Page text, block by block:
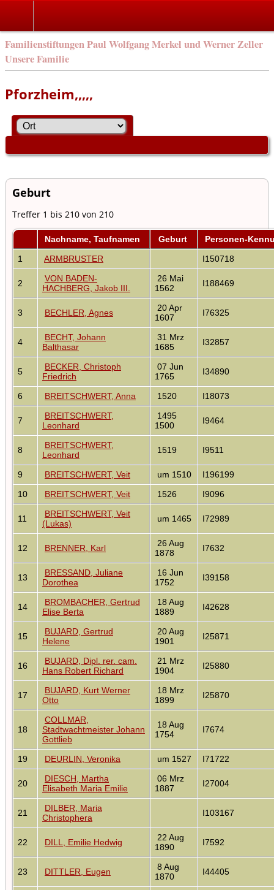
Familienstiftungen Paul Wolfgang Merkel und Werner Zeller
Unsere Familie
Pforzheim,,,,,
Geburt
Treffer 1 bis 210 von 210
Nachname, Taufnamen Geburt
Personen-
1
ARMBRUSTER I150718
2
VON BADEN-
HACHBERG, Jakob III.
26 Mai
1562
I188469
3 BECHLER, Agnes
20 Apr
1607
I76325
4
BECHT, Johann
Balthasar
31 Mrz
1685
I32857
5
BECKER, Christoph
Friedrich
07 Jun
1765
I34890
6 BREITSCHWERT, Anna 1520 I18073
7
BREITSCHWERT,
Leonhard
1495
1500
I9464
8
BREITSCHWERT,
Leonhard
1519 I9511
9 BREITSCHWERT, Veit um 1510
I196199
10
BREITSCHWERT, Veit 1526 I9096
11
BREITSCHWERT, Veit
(Lukas)
um 1465 I72989
12 BRENNER, Karl
26 Aug
1878
I7632
13
BRESSAND, Juliane
Dorothea
16 Jun
1752
I39158
14
BROMBACHER, Gertrud
Elise Berta
18 Aug
1889
I42628
15
BUJARD, Gertrud
Helene
20 Aug
1901
I25871
16
BUJARD, Dipl. rer. cam.
Hans Robert Richard
21 Mrz
1904
I25880
17
BUJARD, Kurt Werner
Otto
18 Mrz
1899
I25870
18
COLLMAR,
Stadtwachtmeister Johann
Gottlieb
18 Aug
1754
I7674
19 DEURLIN, Veronika um 1527 I71722
20
DIESCH, Martha
Elisabeth Maria Emilie
06 Mrz
1887
I27004
21
DILBER, Maria
Christophera
I103167
22 DILL, Emilie Hedwig
22 Aug
1890
I7592
23 DITTLER, Eugen
8 Aug
1870
I44405